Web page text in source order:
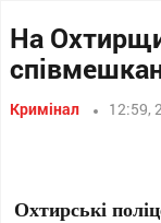
На
Кримінал 12:59,
Охтирські